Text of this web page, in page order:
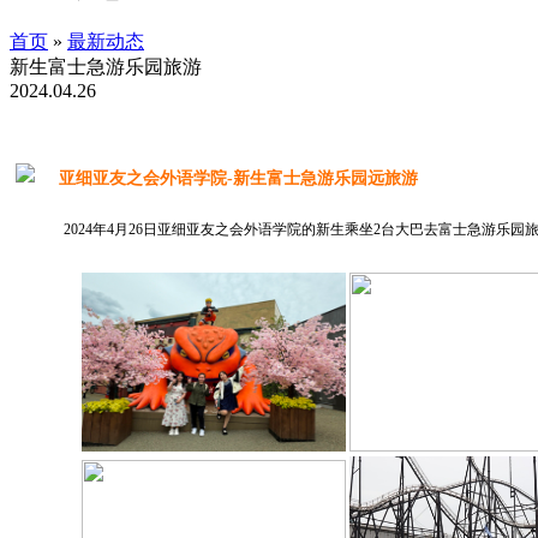
首页 » 最新动态
新生富士急游乐园旅游
2024.04.26
亚细亚友之会外语学院-新生富士急游乐园远旅游
2024年4月26日亚细亚友之会外语学院的新生乘坐2台大巴去富士急游乐园